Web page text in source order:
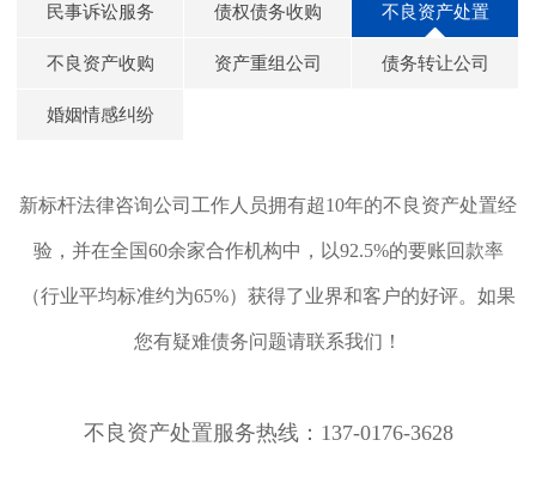
民事诉讼服务 债权债务收购 不良资产处置
不良资产收购 资产重组公司 债务转让公司
婚姻情感纠纷
新标杆法律咨询公司工作人员拥有超10年的不良资产处置经
验，并在全国60余家合作机构中，以92.5%的要账回款率
（行业平均标准约为65%）获得了业界和客户的好评。如果
您有疑难债务问题请联系我们！
不良资产处置服务热线：137-0176-3628